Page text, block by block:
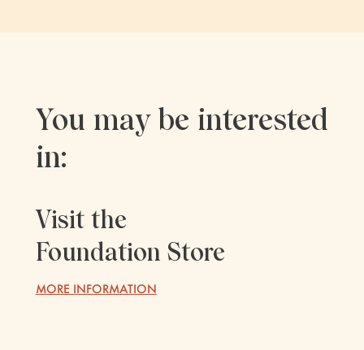
You may be interested
in:
Visit the
Foundation Store
MORE INFORMATION